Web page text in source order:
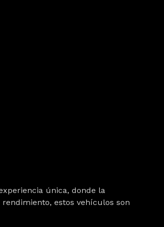
única, donde la
estos vehículos son